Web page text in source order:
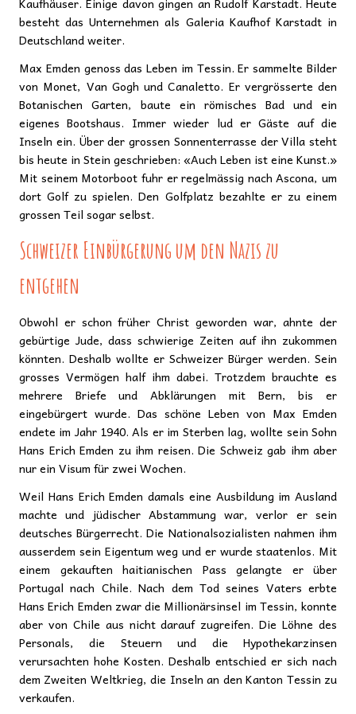
besteht das Unternehmen als Galeria Kaufhof Karstadt in
Deutschland weiter.
Max Emden genoss das Leben im Tessin. Er sammelte Bilder
von Monet, Van Gogh und Canaletto. Er vergrösserte den
Botanischen Garten, baute ein römisches Bad und ein
eigenes Bootshaus. Immer wieder lud er Gäste auf die
Inseln ein. Über der grossen Sonnenterrasse der Villa steht
bis heute in Stein geschrieben: «Auch Leben ist eine Kunst.»
Mit seinem Motorboot fuhr er regelmässig nach Ascona, um
dort Golf zu spielen. Den Golfplatz bezahlte er zu einem
grossen Teil sogar selbst.
Schweizer Einbürgerung um den Nazis zu
entgehen
Obwohl er schon früher Christ geworden war, ahnte der
gebürtige Jude, dass schwierige Zeiten auf ihn zukommen
könnten. Deshalb wollte er Schweizer Bürger werden. Sein
grosses Vermögen half ihm dabei. Trotzdem brauchte es
mehrere Briefe und Abklärungen mit Bern, bis er
eingebürgert wurde. Das schöne Leben von Max Emden
endete im Jahr 1940. Als er im Sterben lag, wollte sein Sohn
Hans Erich Emden zu ihm reisen. Die Schweiz gab ihm aber
nur ein Visum für zwei Wochen.
Weil Hans Erich Emden damals eine Ausbildung im Ausland
machte und jüdischer Abstammung war, verlor er sein
deutsches Bürgerrecht. Die Nationalsozialisten nahmen ihm
ausserdem sein Eigentum weg und er wurde staatenlos. Mit
einem gekauften haitianischen Pass gelangte er über
Portugal nach Chile. Nach dem Tod seines Vaters erbte
Hans Erich Emden zwar die Millionärsinsel im Tessin, konnte
aber von Chile aus nicht darauf zugreifen. Die Löhne des
Personals, die Steuern und die Hypothekarzinsen
verursachten hohe Kosten. Deshalb entschied er sich nach
dem Zweiten Weltkrieg, die Inseln an den Kanton Tessin zu
verkaufen.